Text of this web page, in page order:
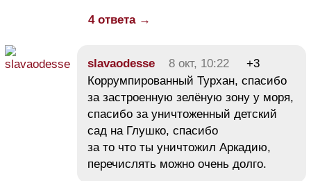
4 ответа →
slavaodesse 8 окт, 10:22
+3
Коррумпированный Турхан, спасибо
за застроенную зелёную зону у моря,
спасибо за уничтоженный детский
сад на Глушко, спасибо
за то что ты уничтожил Аркадию,
перечислять можно очень долго.